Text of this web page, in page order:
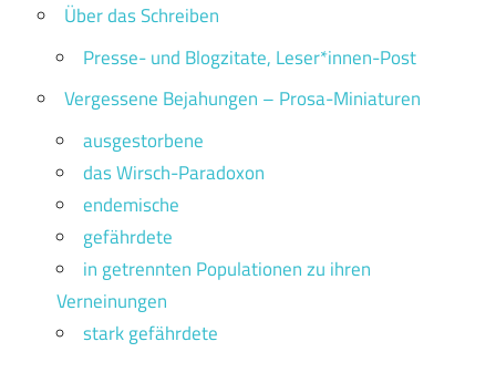
Über das Schreiben
Presse- und Blogzitate, Leser*innen-Post
Vergessene Bejahungen – Prosa-Miniaturen
ausgestorbene
das Wirsch-Paradoxon
endemische
gefährdete
in getrennten Populationen zu ihren
Verneinungen
stark gefährdete